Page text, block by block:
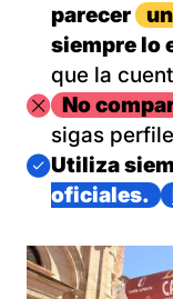
parecer
siempre lo
que la
Imagen
No
sigas
Imagen
Utiliza
oficiales.